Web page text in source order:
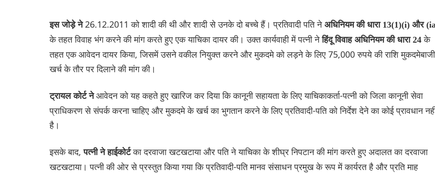
इस जोड़े ने26.12.2011 को शादी की थी और शादी से उनके दो बच्चे हैं। प्रतिवादी पति ने अधिनियम की धारा 13(1)(i) और
के तहत विवाह भंग करने की मांग करते हुए एक याचिका दायर की। उक्त कार्यवाही में पत्नी नेहिंदू विवाह अधिनियम की धारा 24 के
तहत एक आवेदन दायर किया, जिसमें उसने वकील नियुक्त करने और मुकदमे को लड़ने के लिए 75,000 रुपये की राशि मुकदमेबाजी
खर्च के तौर पर दिलाने की मांग की।
ट्रायल कोर्ट नेआवेदन को यह कहते हुए खारिज कर दिया कि कानूनी सहायता के लिए याचिकाकर्ता-पत्नी को जिला कानूनी सेवा
प्राधिकरण से संपर्क करना चाहिए और मुकदमे के खर्च का भुगतान करने के लिए प्रतिवादी-पति को निर्देश देने का कोई प्रावधान
है।
इसके बाद,पत्नी ने हाईकोर्टका दरवाजा खटखटाया और पति ने याचिका के शीघ्र निपटान की मांग करते हुए अदालत का दरवाजा
खटखटाया। पत्नी की ओर से प्रस्तुत किया गया कि प्रतिवादी-पति मानव संसाधन प्रमुख के रूप में कार्यरत है और प्रति माह